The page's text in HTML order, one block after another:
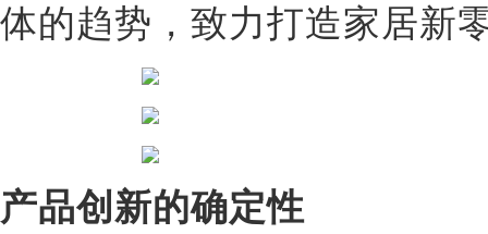
体的趋势，致力打造家居新
产品创新的确定性